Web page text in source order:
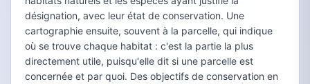
désignation, avec leur état de conservation. Une
cartographie ensuite, souvent à la parcelle, qui indique
où se trouve chaque habitat : c'est la partie la plus
directement utile, puisqu'elle dit si une parcelle est
concernée et par quoi. Des objectifs de conservation en